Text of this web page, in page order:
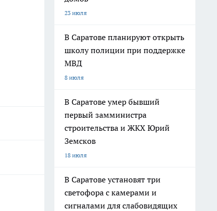
23 июля
В Саратове планируют открыть
школу полиции при поддержке
МВД
8 июля
В Саратове умер бывший
первый замминистра
строительства и ЖКХ Юрий
Земсков
18 июля
В Саратове установят три
светофора с камерами и
сигналами для слабовидящих